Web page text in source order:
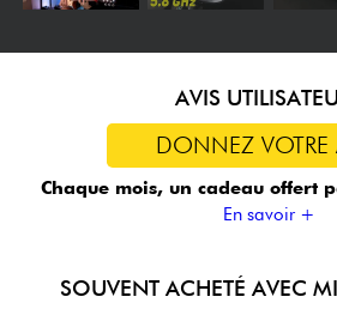
AVIS
DONNEZ VOTRE
Chaque mois, un cadeau offert
En savoir +
SOUVENT ACHETÉ AVEC